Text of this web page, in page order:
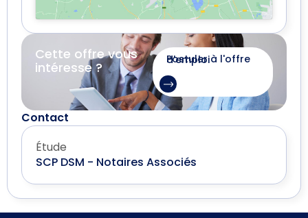
Cette offre vous
intéresse ?
Postuler à l'offre d'emploi
Contact
Étude
SCP DSM - Notaires Associés